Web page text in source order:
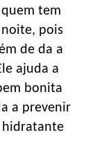
tem
pois
de da a
ajuda a
bonita
a prevenir
hidratante